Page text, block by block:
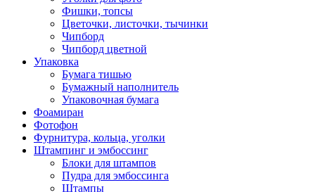
Фишки, топсы
Цветочки, листочки, тычинки
Чипборд
Чипборд цветной
Упаковка
Бумага тишью
Бумажный наполнитель
Упаковочная бумага
Фоамиран
Фотофон
Фурнитура, кольца, уголки
Штампинг и эмбоссинг
Блоки для штампов
Пудра для эмбоссинга
Штампы